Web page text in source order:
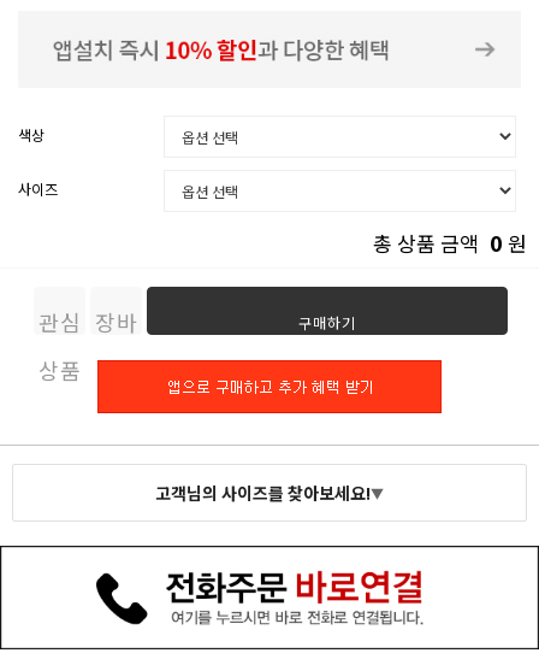
색상
사이즈
총 상품 금액 0 원
관심
상품
장바
구니
구매하기
고객님의 사이즈를 찾아보세요!▼